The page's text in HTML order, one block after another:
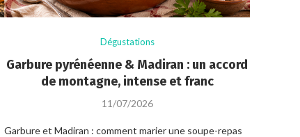
Dégustations
Garbure pyrénéenne & Madiran : un accord
de montagne, intense et franc
11/07/2026
Garbure et Madiran : comment marier une soupe-repas